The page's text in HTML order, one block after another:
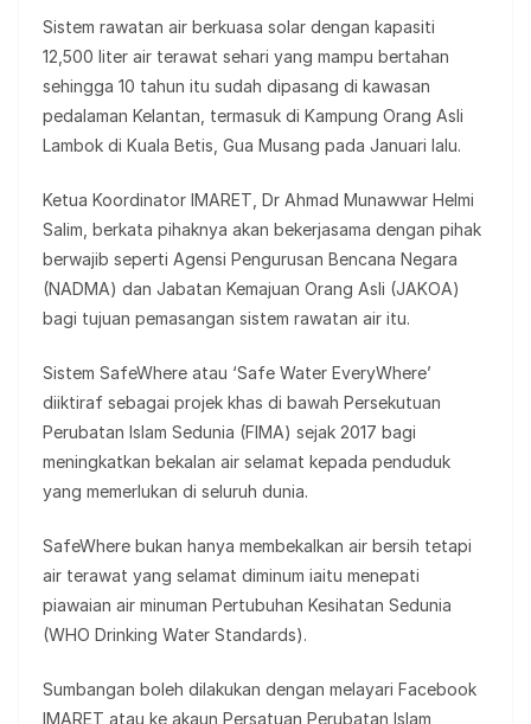
Sistem rawatan air berkuasa solar dengan kapasiti
12,500 liter air terawat sehari yang mampu bertahan
sehingga 10 tahun itu sudah dipasang di kawasan
pedalaman Kelantan, termasuk di Kampung Orang Asli
Lambok di Kuala Betis, Gua Musang pada Januari lalu.
Ketua Koordinator IMARET, Dr Ahmad Munawwar Helmi
Salim, berkata pihaknya akan bekerjasama dengan pihak
berwajib seperti Agensi Pengurusan Bencana Negara
(NADMA) dan Jabatan Kemajuan Orang Asli (JAKOA)
bagi tujuan pemasangan sistem rawatan air itu.
Sistem SafeWhere atau ‘Safe Water EveryWhere’
diiktiraf sebagai projek khas di bawah Persekutuan
Perubatan Islam Sedunia (FIMA) sejak 2017 bagi
meningkatkan bekalan air selamat kepada penduduk
yang memerlukan di seluruh dunia.
SafeWhere bukan hanya membekalkan air bersih tetapi
air terawat yang selamat diminum iaitu menepati
piawaian air minuman Pertubuhan Kesihatan Sedunia
(WHO Drinking Water Standards).
Sumbangan boleh dilakukan dengan melayari Facebook
IMARET atau ke akaun Persatuan Perubatan Islam